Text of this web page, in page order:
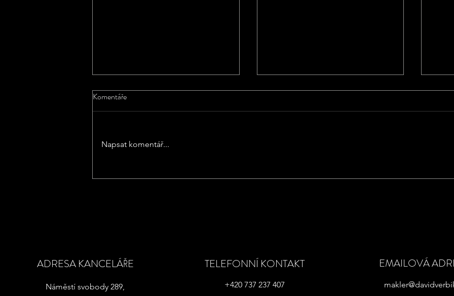
SNIŽOVÁNÍ ÚROKOVÝCH
Komentáře
Napsat komentář...
ADRESA KANCELÁŘE
Náměstí svobody 289,
TELEFONNÍ KONTAKT
+420 737 237 407
EMAILOVÁ